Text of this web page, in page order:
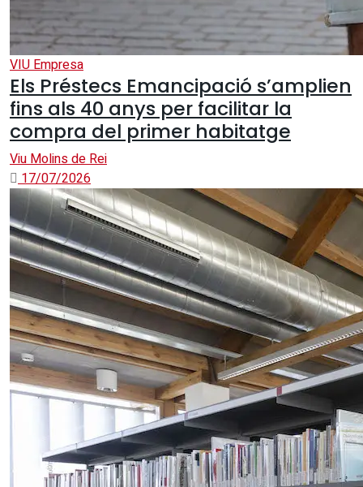
VIU Empresa
Els Préstecs Emancipació s’amplien
fins als 40 anys per facilitar la
compra del primer habitatge
Viu Molins de Rei
17/07/2026